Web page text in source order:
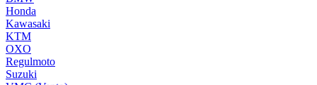
Honda
Kawasaki
KTM
OXO
Regulmoto
Suzuki